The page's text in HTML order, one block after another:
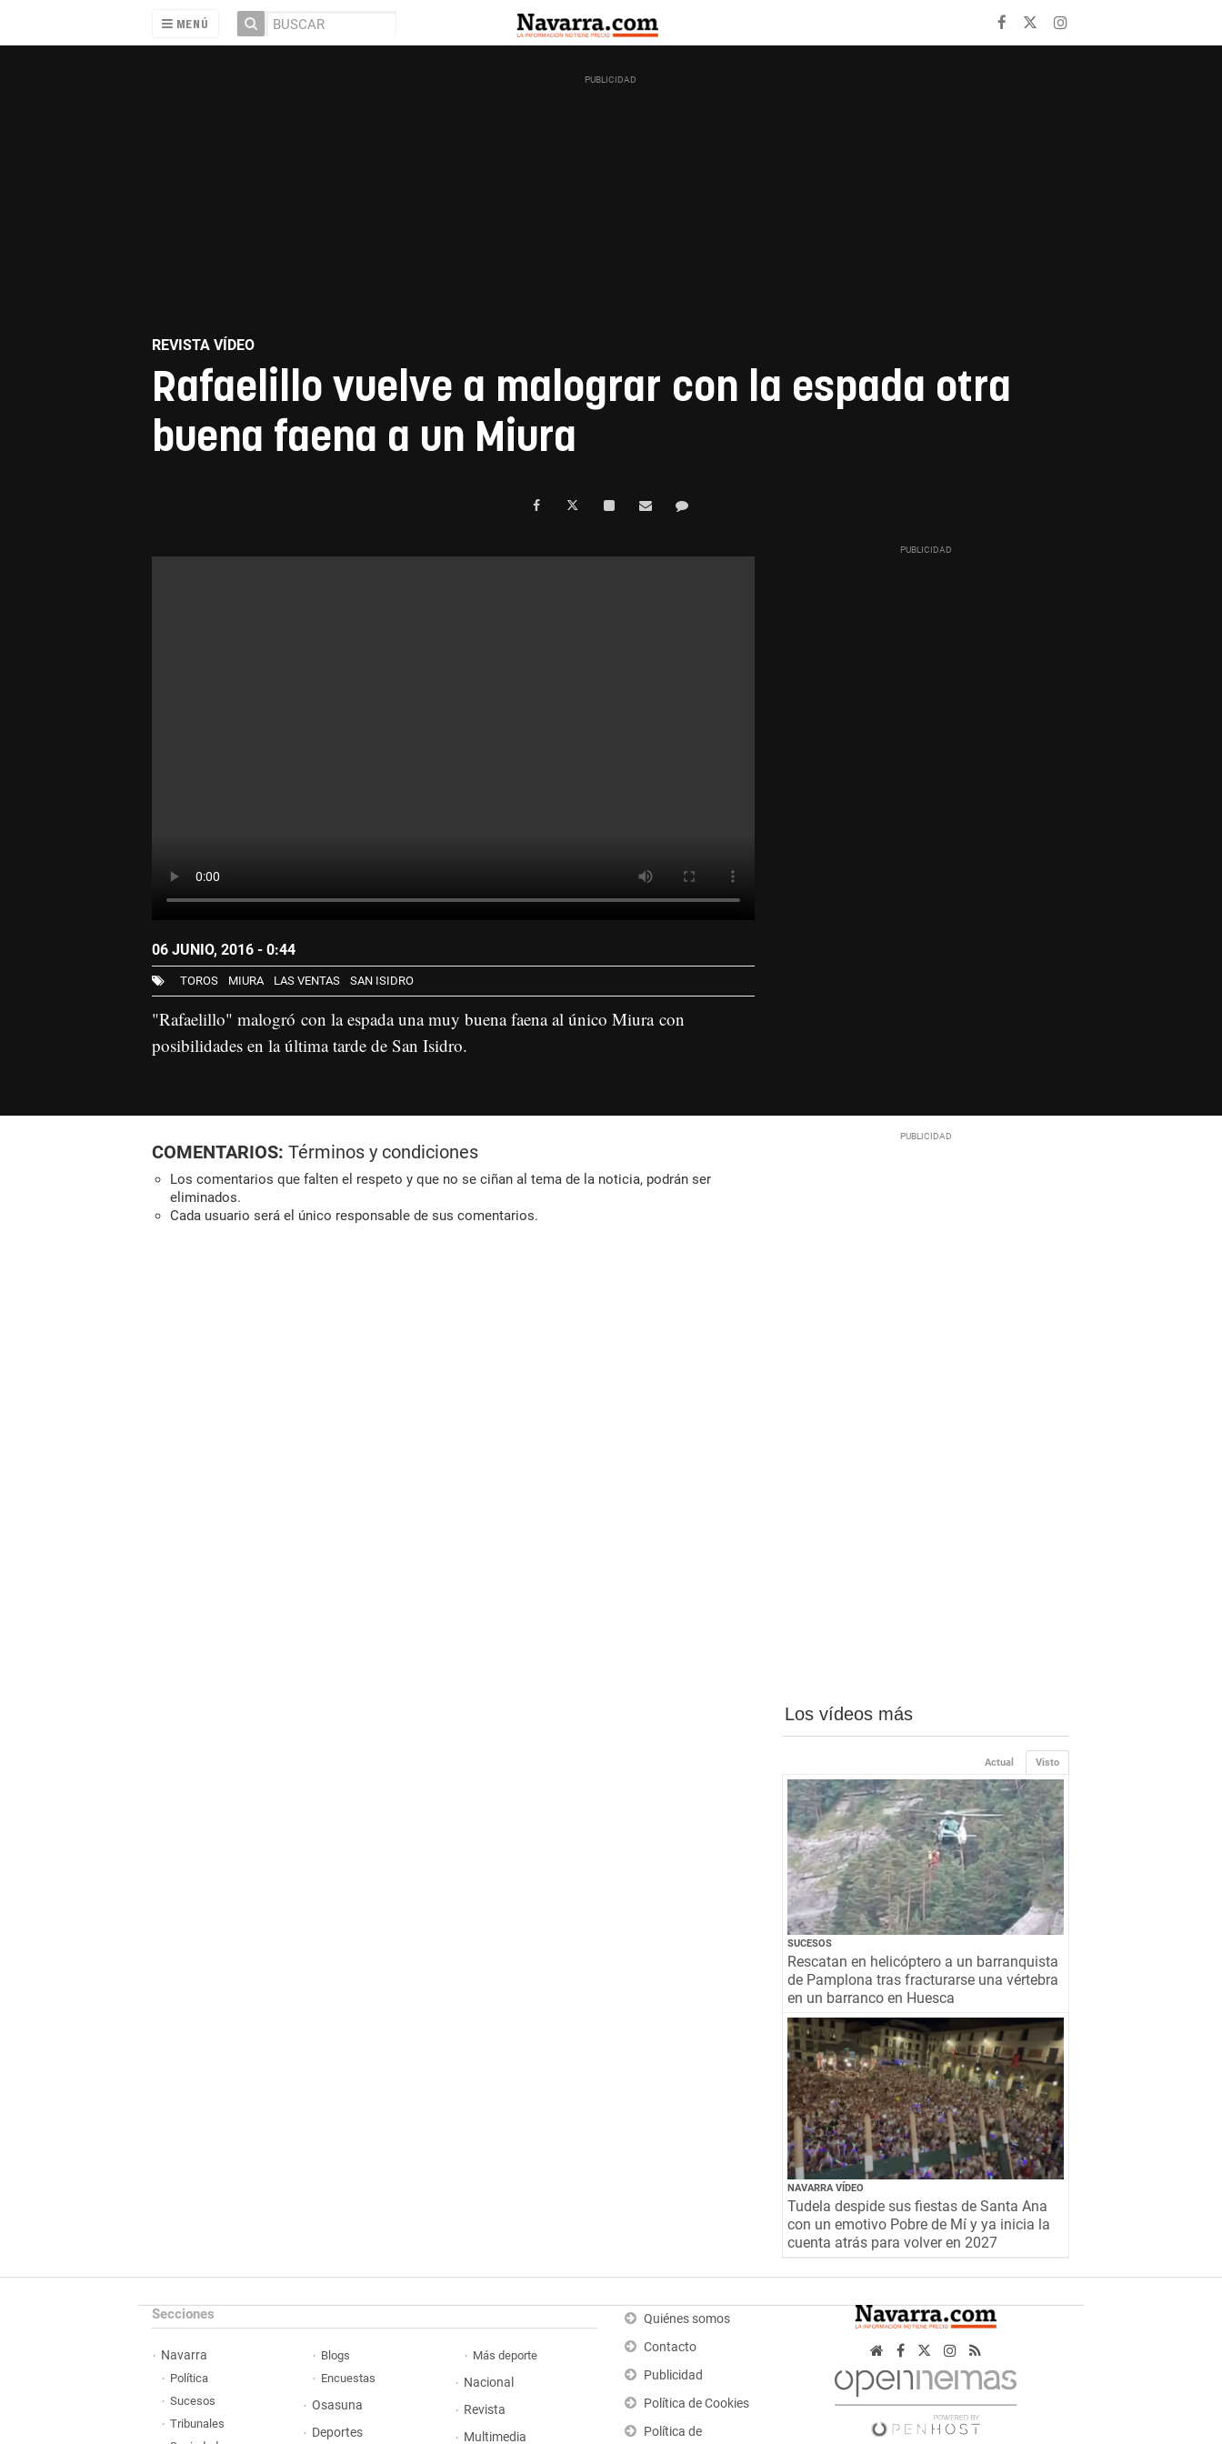
MENÚ
REVISTA VÍDEO
Rafaelillo vuelve a malograr con la espada otra
buena faena a un Miura
06 JUNIO, 2016 - 0:44
TOROS MIURA LAS VENTAS SAN ISIDRO
"Rafaelillo" malogró con la espada una muy buena faena al único Miura con
posibilidades en la última tarde de San Isidro.
COMENTARIOS: Términos y condiciones
Los comentarios que falten el respeto y que no se ciñan al tema de la noticia, podrán ser
eliminados.
Cada usuario será el único responsable de sus comentarios.
Los vídeos más
Visto
Actual
SUCESOS
Rescatan en helicóptero a un barranquista
de Pamplona tras fracturarse una vértebra
en un barranco en Huesca
NAVARRA VÍDEO
Tudela despide sus fiestas de Santa Ana
con un emotivo Pobre de Mí y ya inicia la
cuenta atrás para volver en 2027
Secciones
Navarra
Política
Sucesos
Tribunales
Blogs
Encuestas
Osasuna
Deportes
Más deporte
Nacional
Revista
Multimedia
Quiénes somos
Contacto
Publicidad
Política de Cookies
Política de